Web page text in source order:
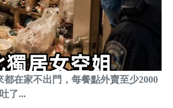
都在家不出門，每餐點外賣至少2000
了...